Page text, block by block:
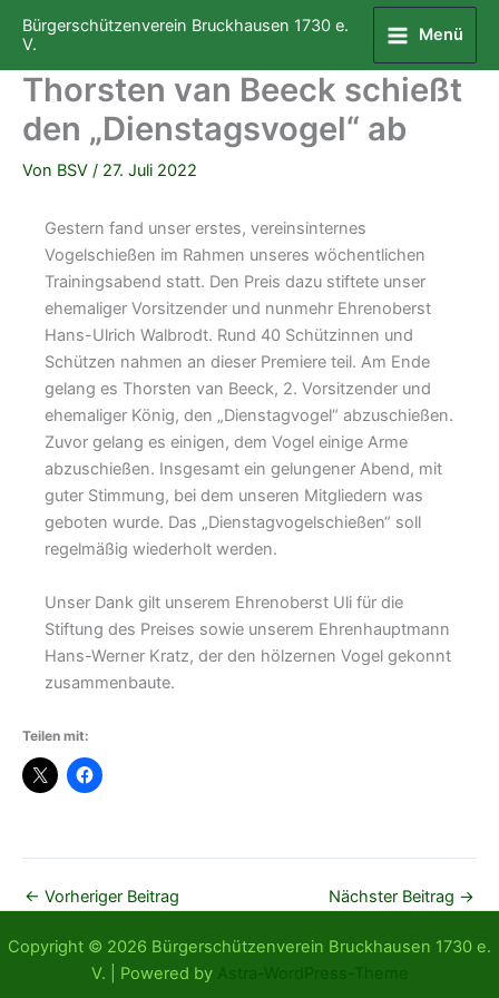
Inhalt
springen
Bürgerschützenverein Bruckhausen 1730 e.
V.
Menü
Thorsten van Beeck schießt
den „Dienstagsvogel“ ab
Von BSV / 27. Juli 2022
Gestern fand unser erstes, vereinsinternes
Vogelschießen im Rahmen unseres wöchentlichen
Trainingsabend statt. Den Preis dazu stiftete unser
ehemaliger Vorsitzender und nunmehr Ehrenoberst
Hans-Ulrich Walbrodt. Rund 40 Schützinnen und
Schützen nahmen an dieser Premiere teil. Am Ende
gelang es Thorsten van Beeck, 2. Vorsitzender und
ehemaliger König, den „Dienstagvogel“ abzuschießen.
Zuvor gelang es einigen, dem Vogel einige Arme
abzuschießen. Insgesamt ein gelungener Abend, mit
guter Stimmung, bei dem unseren Mitgliedern was
geboten wurde. Das „Dienstagvogelschießen“ soll
regelmäßig wiederholt werden.
Unser Dank gilt unserem Ehrenoberst Uli für die
Stiftung des Preises sowie unserem Ehrenhauptmann
Hans-Werner Kratz, der den hölzernen Vogel gekonnt
zusammenbaute.
Teilen mit:
← Vorheriger Beitrag Nächster Beitrag →
Copyright © 2026 Bürgerschützenverein Bruckhausen 1730 e.
V. | Powered by